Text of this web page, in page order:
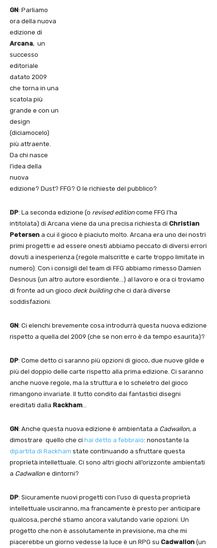
GN: Parliamo
ora della nuova
edizione di
Arcana, un
successo
editoriale
datato 2009
che torna in una
scatola più
grande e con un
design
(diciamocelo)
più attraente.
Da chi nasce
l’idea della
nuova
edizione? Dust? FFG? O le richieste del pubblico?
DP: La seconda edizione (o revised edition come FFG l’ha
intitolata) di Arcana viene da una precisa richiesta di Christian
Petersen a cui il gioco è piaciuto molto. Arcana era uno dei nostri
primi progetti e ad essere onesti abbiamo peccato di diversi errori
dovuti a inesperienza (regole malscritte e carte troppo limitate in
numero). Con i consigli del team di FFG abbiamo rimesso Damien
Desnous (un altro autore esordiente…) al lavoro e ora ci troviamo
di fronte ad un gioco deck buildingche ci darà diverse
soddisfazioni.
GN: Ci elenchi brevemente cosa introdurrà questa nuova edizione
rispetto a quella del 2009 (che se non erro è da tempo esaurita)?
DP: Come detto ci saranno più opzioni di gioco, due nuove gilde e
più del doppio delle carte rispetto alla prima edizione. Ci saranno
anche nuove regole, ma la struttura e lo scheletro del gioco
rimangono invariate. Il tutto condito dai fantastici disegni
ereditati dalla Rackham
GN: Anche questa nuova edizione è ambientata a Cadwallon, a
dimostrare quello che ci hai detto a febbraio: nonostante la
dipartita di Rackham state continuando a sfruttare questa
proprietà intellettuale. Ci sono altri giochi all’orizzonte ambientati
a Cadwallon e dintorni?
DP: Sicuramente nuovi progetti con l’uso di questa proprietà
intellettuale usciranno, ma francamente è presto per anticipare
qualcosa, perché stiamo ancora valutando varie opzioni. Un
progetto che non è assolutamente in previsione, ma che mi
piacerebbe un giorno vedesse la luce è un RPG su Cadwallon (un